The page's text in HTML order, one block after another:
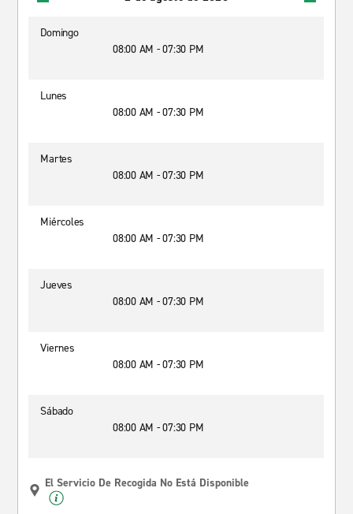
Domingo
08:00 AM - 07:30 PM
Lunes
08:00 AM - 07:30 PM
Martes
08:00 AM - 07:30 PM
Miércoles
08:00 AM - 07:30 PM
Jueves
08:00 AM - 07:30 PM
Viernes
08:00 AM - 07:30 PM
Sábado
08:00 AM - 07:30 PM
El Servicio De Recogida No Está Disponible